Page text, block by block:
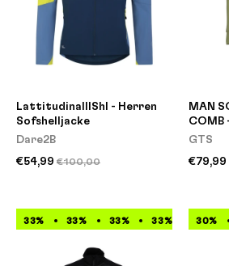
LattitudinalIIShl - Herren
Sofshelljacke
Dare2B
€54,99 €100,00
MAN
COMB
GTS
€79,99
33% 33% 33% 33% 33%
30%